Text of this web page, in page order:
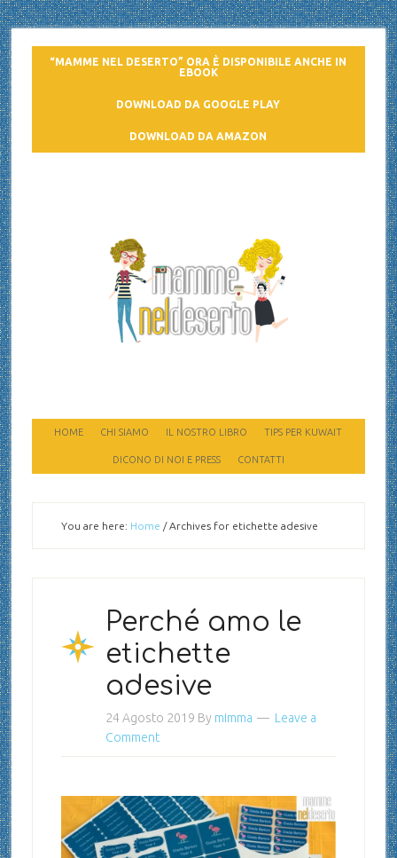
“MAMME NEL DESERTO” ORA È DISPONIBILE ANCHE IN
EBOOK
DOWNLOAD DA GOOGLE PLAY
DOWNLOAD DA AMAZON
HOME CHI SIAMO IL NOSTRO LIBRO TIPS PER KUWAIT
DICONO DI NOI E PRESS CONTATTI
You are here: Home /Archives for etichette adesive
Perché amo le
etichette
adesive
24 Agosto 2019 By mimma
Leave a
Comment